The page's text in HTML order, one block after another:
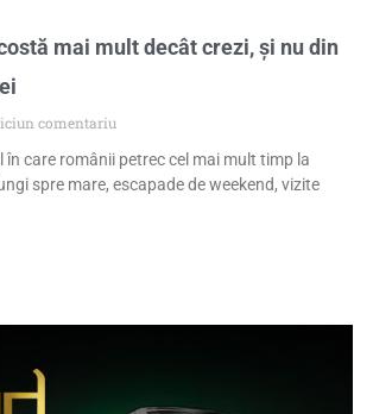
mai mult decât crezi, și nu din
comentariu
în care românii petrec cel mai mult timp la
spre mare, escapade de weekend, vizite